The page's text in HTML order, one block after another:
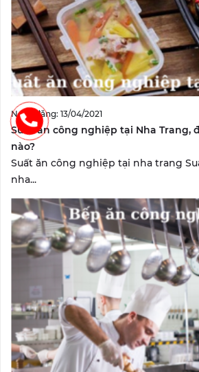
Ngày đăng: 13/04/2021
Suất ăn công nghiệp tại Nha Trang,
nào?
Suất ăn công nghiệp tại nha trang
nha...